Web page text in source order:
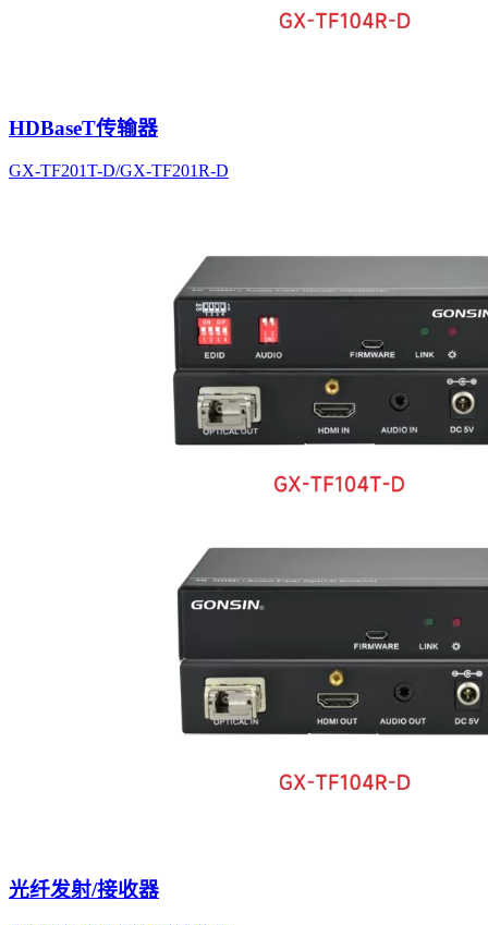
HDBaseT传输器
GX-TF201T-D/GX-TF201R-D
光纤发射/接收器